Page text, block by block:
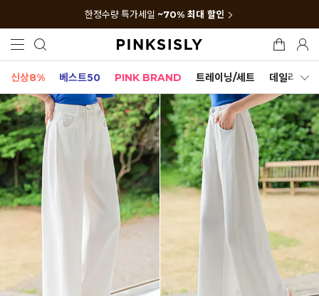
한정수량 특가세일 ~70% 최대 할인
신상8% 베스트50 PINK BRAND 트레이닝/세트 데일리세트